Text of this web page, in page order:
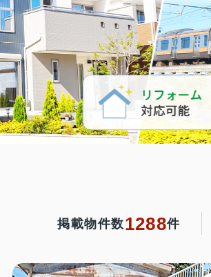
掲載物件数1288件